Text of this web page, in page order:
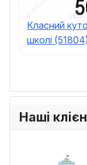
Класний
школі (51804)
Наші